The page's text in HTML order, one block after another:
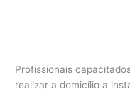
Profissionais
realizar a domicílio a